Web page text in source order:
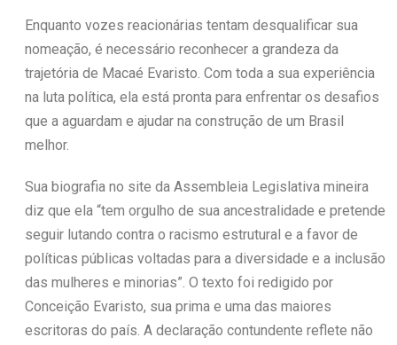
Enquanto vozes reacionárias tentam desqualificar sua
nomeação, é necessário reconhecer a grandeza da
trajetória de Macaé Evaristo. Com toda a sua experiência
na luta política, ela está pronta para enfrentar os desafios
que a aguardam e ajudar na construção de um Brasil
melhor.
Sua biografia no site da Assembleia Legislativa mineira
diz que ela “tem orgulho de sua ancestralidade e pretende
seguir lutando contra o racismo estrutural e a favor de
políticas públicas voltadas para a diversidade e a inclusão
das mulheres e minorias”. O texto foi redigido por
Conceição Evaristo, sua prima e uma das maiores
escritoras do país. A declaração contundente reflete não